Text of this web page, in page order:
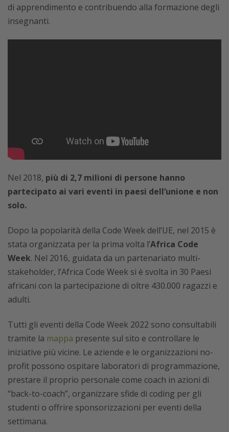
di apprendimento e contribuendo alla formazione degli
insegnanti.
Nel 2018, più di 2,7 milioni di persone hanno
partecipato ai vari eventi in paesi dell’unione e non
solo.
Dopo la popolarità della Code Week dell’UE, nel 2015 è
stata organizzata per la prima volta l’Africa Code
Week. Nel 2016, guidata da un partenariato multi-
stakeholder, l’Africa Code Week si è svolta in 30 Paesi
africani con la partecipazione di oltre 430.000 ragazzi e
adulti.
Tutti gli eventi della Code Week 2022 sono consultabili
tramite la mappa presente sul sito e controllare le
iniziative più vicine. Le aziende e le organizzazioni no-
profit possono ospitare laboratori di programmazione,
prestare il proprio personale come coach in azioni di
“back-to-coach”, organizzare sfide di coding per gli
studenti o offrire sponsorizzazioni per eventi della
settimana.